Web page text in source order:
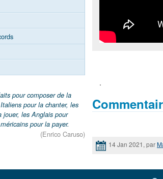
.
14 Jan 2021, par
pour composer de la
pour la chanter, les
jouer, les Anglais pour
pour la payer.
(Enrico Caruso)